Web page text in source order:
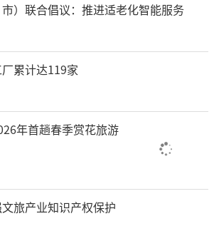
）联合倡议：推进适老化智能服务
累计达119家
年首趟春季赏花旅游
旅产业知识产权保护